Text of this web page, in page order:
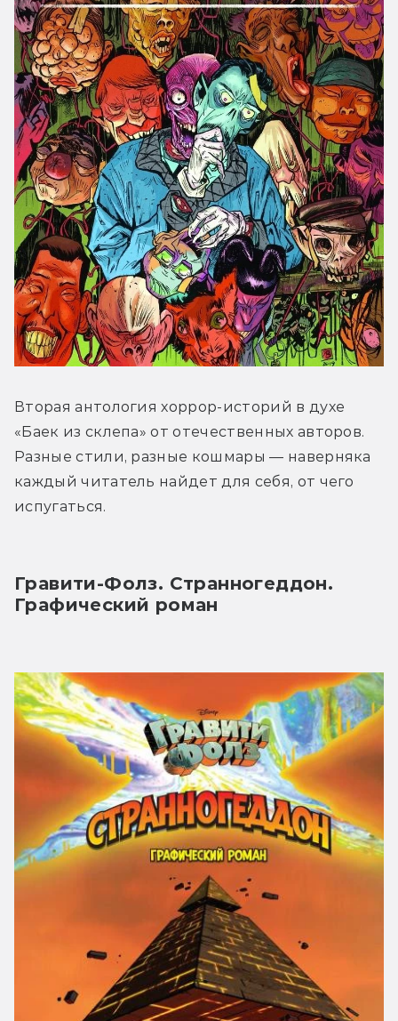
Вторая антология хоррор-историй в духе
«Баек из склепа» от отечественных авторов.
Разные стили, разные кошмары — наверняка
каждый читатель найдет для себя, от чего
испугаться.
Гравити-Фолз. Странногеддон.
Графический роман